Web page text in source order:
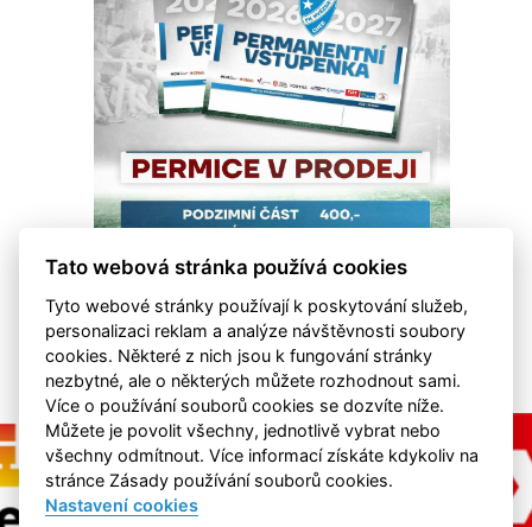
Tato webová stránka používá cookies
Tyto webové stránky používají k poskytování služeb,
personalizaci reklam a analýze návštěvnosti soubory
cookies. Některé z nich jsou k fungování stránky
nezbytné, ale o některých můžete rozhodnout sami.
Více o používání souborů cookies se dozvíte níže.
Můžete je povolit všechny, jednotlivě vybrat nebo
všechny odmítnout. Více informací získáte kdykoliv na
stránce Zásady používání souborů cookies.
Nastavení cookies